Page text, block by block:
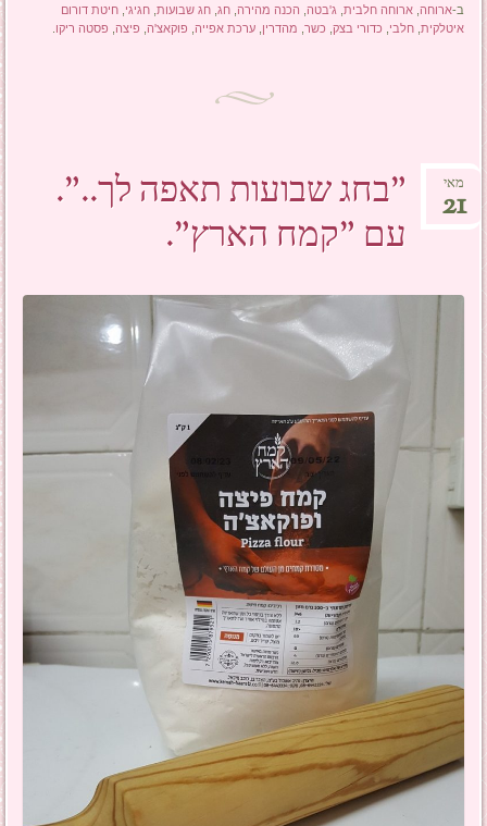
ב-ארוחה,ארוחה חלבית,ג'בטה, הכנה מהירה,חג,חג שבועות,חגיגי,חיטת דורום
איטלקית,חלבי, כדורי בצק, כשר, מהדרין,ערכת אפייה, פוקאצ'ה, פיצה, פסטה ריקו.
"בחג שבועות תאפה לך..".
עם "קמח הארץ".
מאי
21